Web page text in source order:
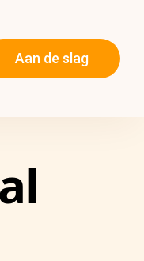
Aan de slag